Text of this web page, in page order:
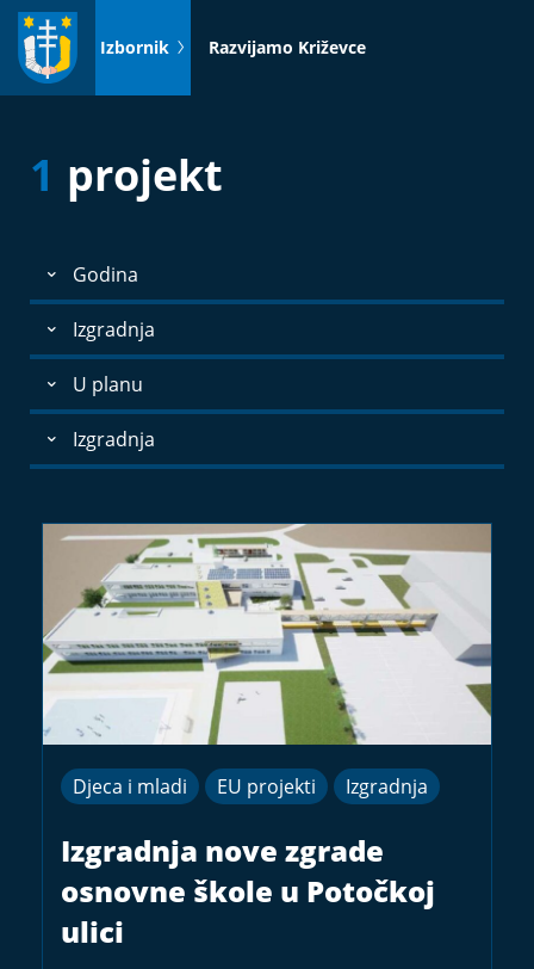
Idi
sadržaj
Izbornik Razvijamo Križevce
1 projekt
Godina
Izgradnja
U planu
Izgradnja
Djeca i mladi EU projekti Izgradnja
Izgradnja nove zgrade
osnovne škole u Potočkoj
ulici